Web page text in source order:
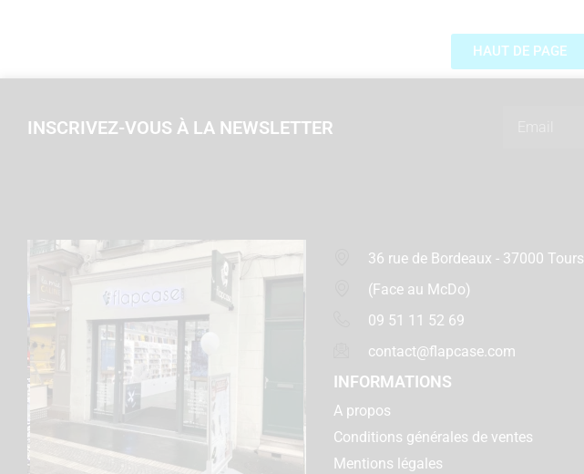
HAUT DE PAGE
INSCRIVEZ-VOUS À LA NEWSLETTER
36 rue de Bordeaux - 37000 Tours
(Face au McDo)
09 51 11 52 69
contact@flapcase.com
INFORMATIONS
A propos
Conditions générales de ventes
Mentions légales